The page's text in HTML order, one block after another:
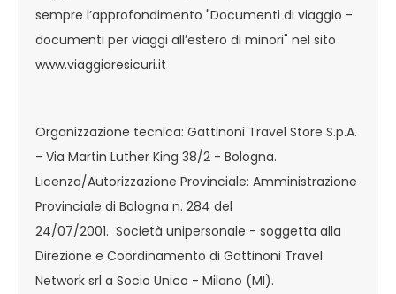
sempre l’approfondimento "Documenti di viaggio -
documenti per viaggi all’estero di minori" nel sito
www.viaggiaresicuri.it
Organizzazione tecnica: Gattinoni Travel Store S.p.A.
- Via Martin Luther King 38/2 - Bologna.
Licenza/Autorizzazione Provinciale: Amministrazione
Provinciale di Bologna n. 284 del
24/07/2001. Società unipersonale - soggetta alla
Direzione e Coordinamento di Gattinoni Travel
Network srl a Socio Unico - Milano (MI).